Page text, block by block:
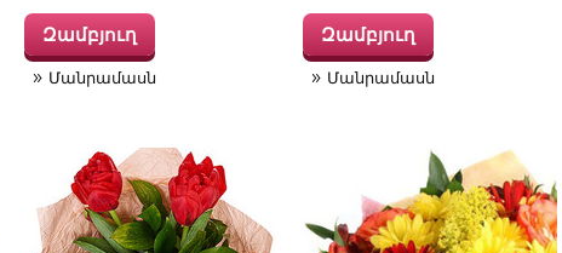
Զամբյուղ
Մանրամասն
Զամբյուղ
Մանրամասն